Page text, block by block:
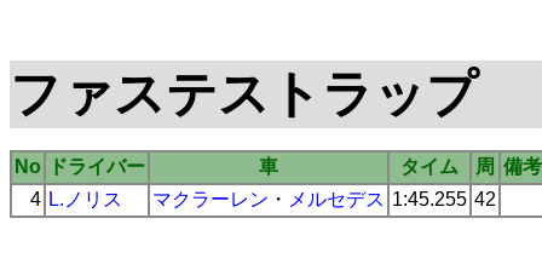
ファステストラップ
No ドライバー 車 タイム 周 備考
4 L.ノリス マクラーレン ・ メルセデス 1:45.255 42